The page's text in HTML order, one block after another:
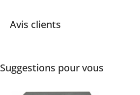
Avis clients
Suggestions pour vous